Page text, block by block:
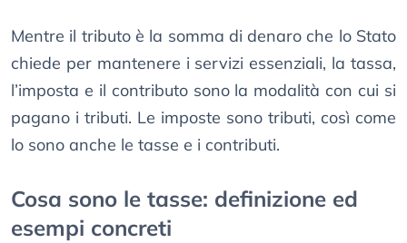
Mentre il tributo è la somma di denaro che lo Stato
chiede per mantenere i servizi essenziali, la tassa,
l’imposta e il contributo sono la modalità con cui si
pagano i tributi. Le imposte sono tributi, così come
lo sono anche le tasse e i contributi.
Cosa sono le tasse: definizione ed
esempi concreti